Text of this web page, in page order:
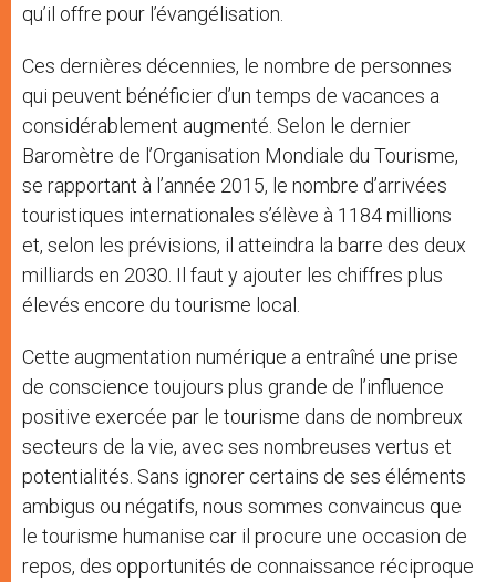
qu’il offre pour l’évangélisation.
Ces dernières décennies, le nombre de personnes
qui peuvent bénéficier d’un temps de vacances a
considérablement augmenté. Selon le dernier
Baromètre de l’Organisation Mondiale du Tourisme,
se rapportant à l’année 2015, le nombre d’arrivées
touristiques internationales s’élève à 1184 millions
et, selon les prévisions, il atteindra la barre des deux
milliards en 2030. Il faut y ajouter les chiffres plus
élevés encore du tourisme local.
Cette augmentation numérique a entraîné une prise
de conscience toujours plus grande de l’influence
positive exercée par le tourisme dans de nombreux
secteurs de la vie, avec ses nombreuses vertus et
potentialités. Sans ignorer certains de ses éléments
ambigus ou négatifs, nous sommes convaincus que
le tourisme humanise car il procure une occasion de
repos, des opportunités de connaissance réciproque